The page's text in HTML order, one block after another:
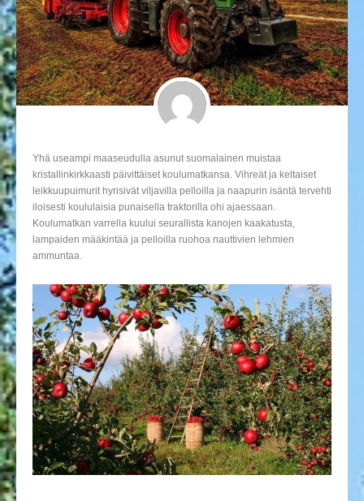
Yhä useampi maaseudulla asunut suomalainen muistaa
kristallinkirkkaasti päivittäiset koulumatkansa. Vihreät ja keltaiset
leikkuupuimurit hyrisivät viljavilla pelloilla ja naapurin isäntä tervehti
iloisesti koululaisia punaisella traktorilla ohi ajaessaan.
Koulumatkan varrella kuului seurallista kanojen kaakatusta,
lampaiden määkintää ja pelloilla ruohoa nauttivien lehmien
ammuntaa.